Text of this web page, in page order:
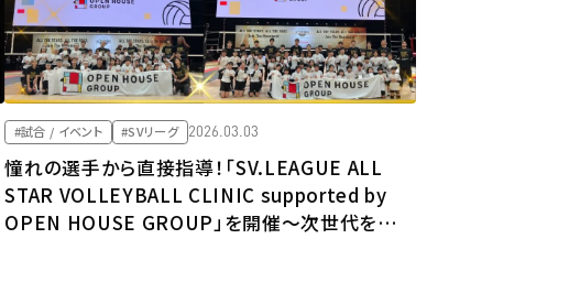
#試合 / イベント #SVリーグ 2026.03.03
憧れの選手から直接指導！「SV.LEAGUE ALL
STAR VOLLEYBALL CLINIC supported by
OPEN HOUSE GROUP」を開催～次世代を担う